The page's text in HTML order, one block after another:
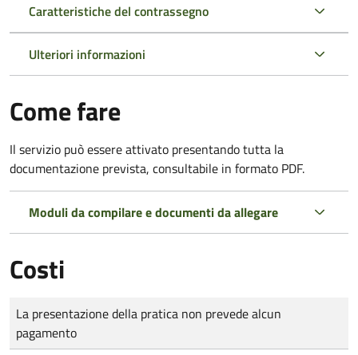
Caratteristiche del contrassegno
Ulteriori informazioni
Come fare
Il servizio può essere attivato presentando tutta la
documentazione prevista, consultabile in formato PDF.
Moduli da compilare e documenti da allegare
Costi
Tipo di pagamento
Importo
La presentazione della pratica non prevede alcun
pagamento